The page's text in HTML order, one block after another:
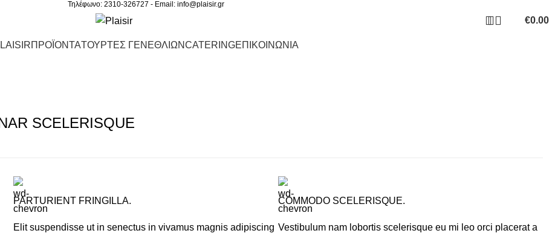
Τηλέφωνο: 2310-326727 - Email: info@plaisir.gr
€0.00
ΠΡΟΪΟΝΤΑΤΟΥΡΤΕΣ ΓΕΝΕΘΛΙΩΝCATERINGΕΠΙΚΟΙΝΩΝΙΑ
SCELERISQUE
PARTURIENT FRINGILLA.
Elit suspendisse ut in senectus in vivamus magnis adipiscing
COMMODO SCELERISQUE.
Vestibulum nam lobortis scelerisque eu mi leo orci placerat a